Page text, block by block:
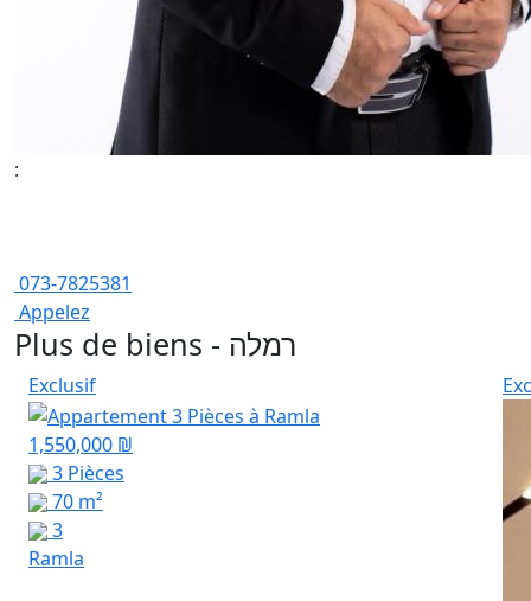
:
073-7825381
Appelez
Plus de biens - רמלה
Exclusif
1,550,000 ₪
3 Pièces
70 m²
3
Ramla